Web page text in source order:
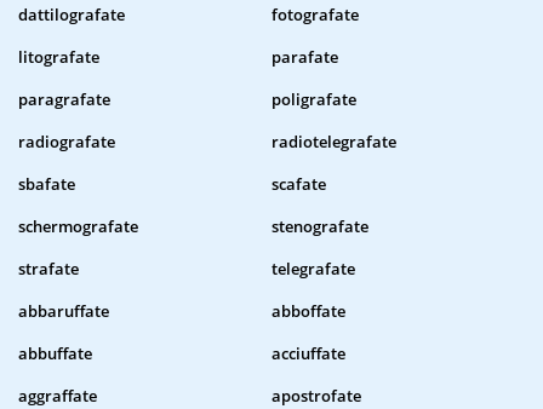
dattilografate
fotografate
litografate
parafate
paragrafate
poligrafate
radiografate
radiotelegrafate
sbafate
scafate
schermografate
stenografate
strafate
telegrafate
abbaruffate
abboffate
abbuffate
acciuffate
aggraffate
apostrofate